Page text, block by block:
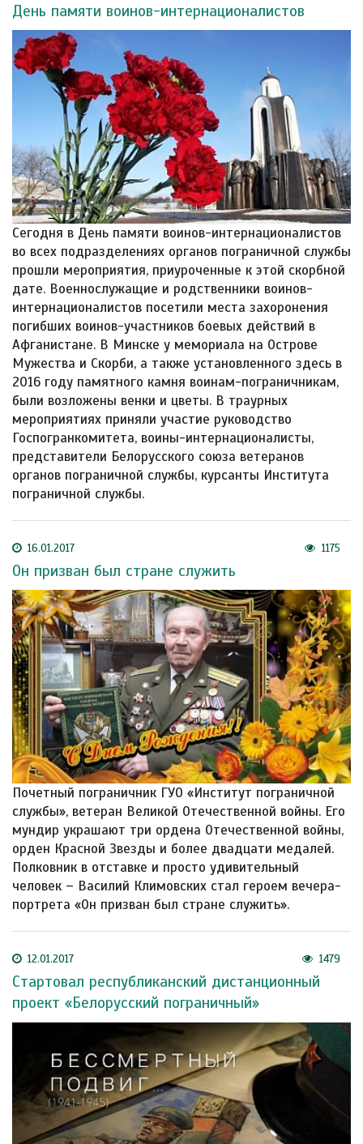
День памяти воинов-интернационалистов
Сегодня в День памяти воинов-интернационалистов
во всех подразделениях органов пограничной службы
прошли мероприятия, приуроченные к этой скорбной
дате. Военнослужащие и родственники воинов-
интернационалистов посетили места захоронения
погибших воинов-участников боевых действий в
Афганистане. В Минске у мемориала на Острове
Мужества и Скорби, а также установленного здесь в
2016 году памятного камня воинам-пограничникам,
были возложены венки и цветы. В траурных
мероприятиях приняли участие руководство
Госпогранкомитета, воины-интернационалисты,
представители Белорусского союза ветеранов
органов пограничной службы, курсанты Института
пограничной службы.
16.01.2017 1175
Он призван был стране служить
Почетный пограничник ГУО «Институт пограничной
службы», ветеран Великой Отечественной войны. Его
мундир украшают три ордена Отечественной войны,
орден Красной Звезды и более двадцати медалей.
Полковник в отставке и просто удивительный
человек – Василий Климовских стал героем вечера-
портрета «Он призван был стране служить».
12.01.2017 1479
Стартовал республиканский дистанционный
проект «Белорусский пограничный»